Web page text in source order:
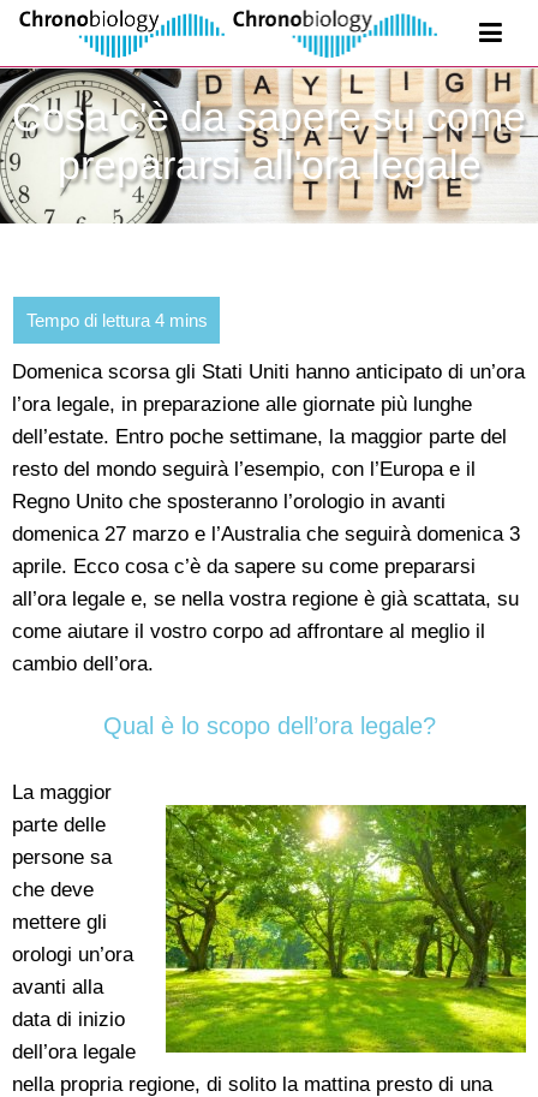
Cosa c'è da sapere su come
prepararsi all'ora legale
Domenica scorsa gli Stati Uniti hanno anticipato di un’ora
l’ora legale, in preparazione alle giornate più lunghe
dell’estate. Entro poche settimane, la maggior parte del
resto del mondo seguirà l’esempio, con l’Europa e il
Regno Unito che sposteranno l’orologio in avanti
domenica 27 marzo e l’Australia che seguirà domenica 3
aprile. Ecco cosa c’è da sapere su come prepararsi
all’ora legale e, se nella vostra regione è già scattata, su
come aiutare il vostro corpo ad affrontare al meglio il
cambio dell’ora.
Qual è lo scopo dell’ora legale?
La maggior
parte delle
persone sa
che deve
mettere gli
orologi un’ora
avanti alla
data di inizio
dell’ora legale
nella propria regione, di solito la mattina presto di una